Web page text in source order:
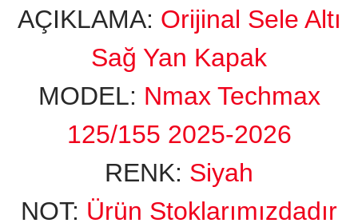
AÇIKLAMA: Orijinal Sele Altı
Sağ Yan Kapak
MODEL: Nmax Techmax
125/155 2025-2026
RENK: Siyah
NOT: Ürün Stoklarımızdadır